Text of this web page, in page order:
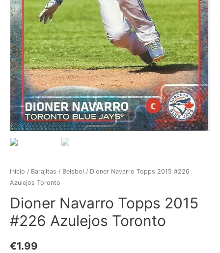
Inicio / Barajitas / Beisbol / Dioner Navarro Topps 2015 #226
Azulejos Toronto
Dioner Navarro Topps 2015
#226 Azulejos Toronto
€1.99